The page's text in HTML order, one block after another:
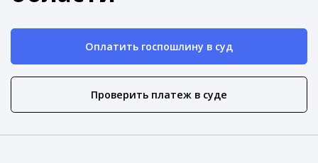
Оплатить госпошлину в суд
Проверить платеж в суде